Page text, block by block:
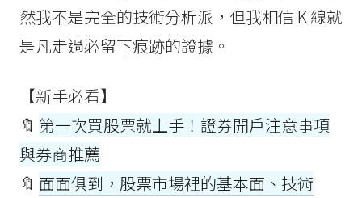
然我不是完全的技術分析派，但我相信 K 線就
是凡走過必留下痕跡的證據。
【新手必看】
🔖 第一次買股票就上手！證券開戶注意事項
與券商推薦
🔖 面面俱到，股票市場裡的基本面、技術